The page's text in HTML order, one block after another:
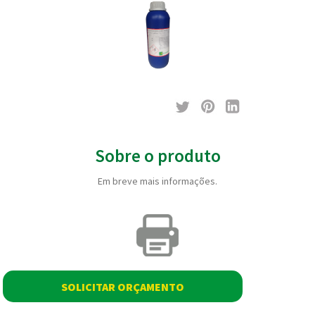
Sobre o produto
Em breve mais informações.
SOLICITAR ORÇAMENTO